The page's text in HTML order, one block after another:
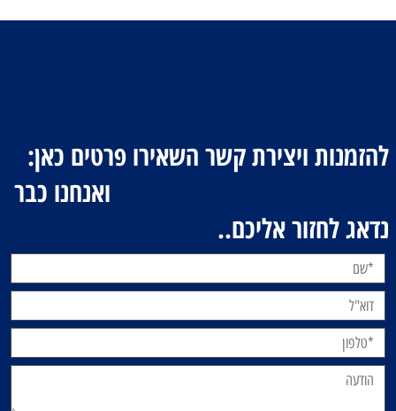
להזמנות ויצירת קשר השאירו פרטים כאן:
ואנחנו כבר
נדאג לחזור אליכם..